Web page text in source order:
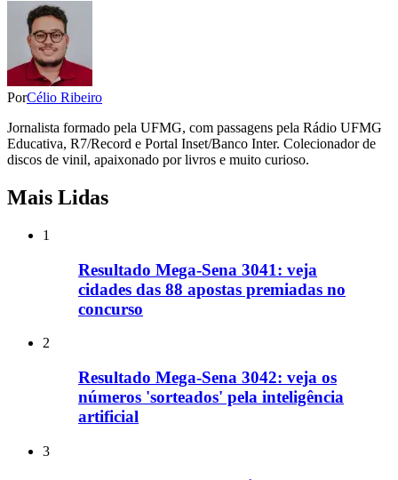
PorCélio Ribeiro
Jornalista formado pela UFMG, com passagens pela Rádio UFMG
Educativa, R7/Record e Portal Inset/Banco Inter. Colecionador de
discos de vinil, apaixonado por livros e muito curioso.
Mais Lidas
1
Resultado Mega-Sena 3041: veja
cidades das 88 apostas premiadas no
concurso
2
Resultado Mega-Sena 3042: veja os
números 'sorteados' pela inteligência
artificial
3